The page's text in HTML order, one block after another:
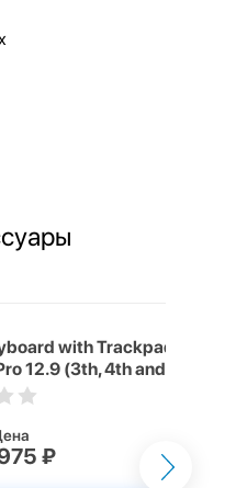
with Trackpad
12.9 (3th, 4th and
русская,
₽